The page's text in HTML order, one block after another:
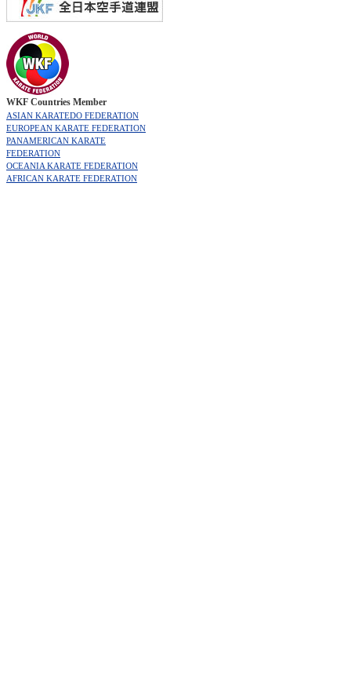
WKF Countries Member
ASIAN KARATEDO FEDERATION
EUROPEAN KARATE FEDERATION
PANAMERICAN KARATE
FEDERATION
OCEANIA KARATE FEDERATION
AFRICAN KARATE FEDERATION